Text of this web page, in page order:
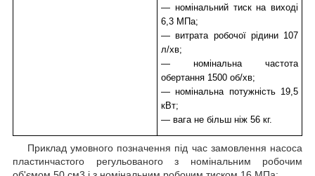
— номінальний тиск на виході
6,3 МПа;
— витрата робочої рідини 107
л/хв;
— номінальна частота
обертання 1500 об/хв;
— номінальна потужність 19,5
кВт;
— вага не більш ніж 56 кг.
Приклад умовного позначення під час замовлення насоса
пластинчастого регульованого з номінальним робочим